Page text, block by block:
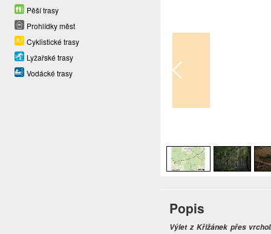
Pěší trasy
Prohlídky měst
Cyklistické trasy
Lyžařské trasy
Vodácké trasy
Popis
Výlet z Křižánek přes